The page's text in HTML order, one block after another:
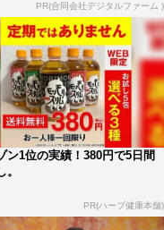
のコメントはこち
全文表示
PR(合同会社デジタルファーム )
ン1位の実績！380円で5日間
。
PR(ハーブ健康本舗)